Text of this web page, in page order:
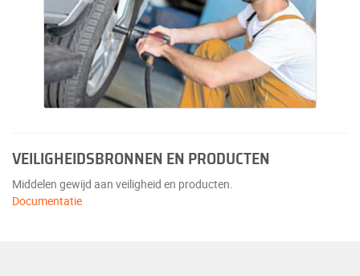
VEILIGHEIDSBRONNEN EN PRODUCTEN
Middelen gewijd aan veiligheid en producten.
Documentatie